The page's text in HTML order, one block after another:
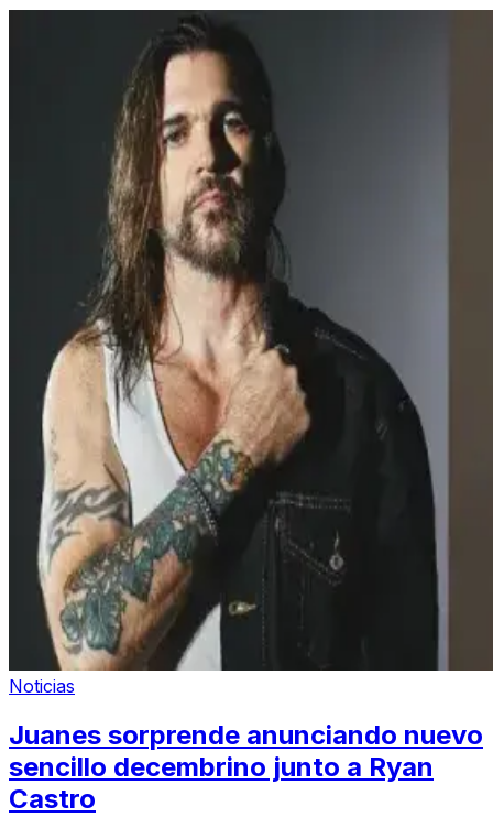
Noticias
Juanes sorprende anunciando nuevo
sencillo decembrino junto a Ryan
Castro